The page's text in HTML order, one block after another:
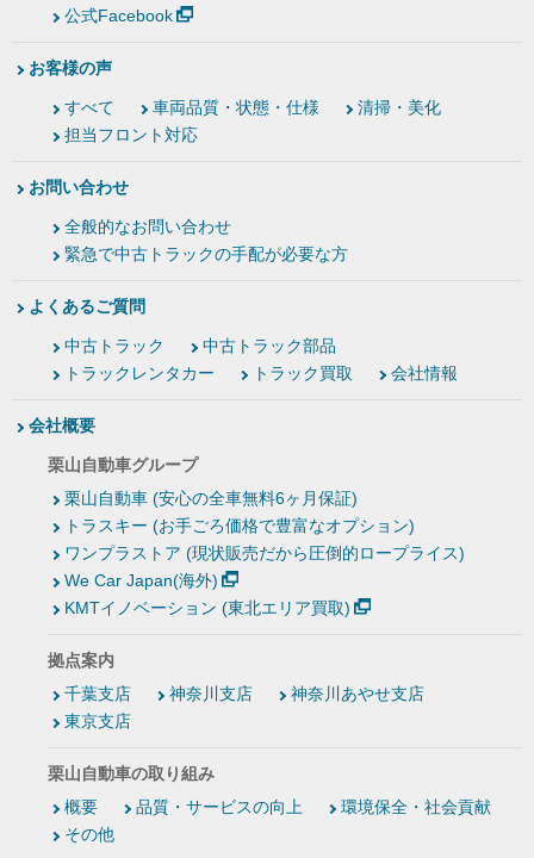
公式Facebook
お客様の声
すべて 車両品質・状態・仕様
清掃・美化
担当フロント対応
お問い合わせ
全般的なお問い合わせ
緊急で中古トラックの手配が必要な方
よくあるご質問
中古トラック
中古トラック部品
トラックレンタカー
トラック買取 会社情報
会社概要
栗山自動車グループ
栗山自動車 (安心の全車無料6ヶ月保証)
トラスキー (お手ごろ価格で豊富なオプション)
ワンプラストア (現状販売だから圧倒的ロープライス)
We Car Japan(海外)
KMTイノベーション (東北エリア買取)
拠点案内
千葉支店
神奈川支店
神奈川あやせ支店
東京支店
栗山自動車の取り組み
概要
品質・サービスの向上
環境保全・社会貢献
その他